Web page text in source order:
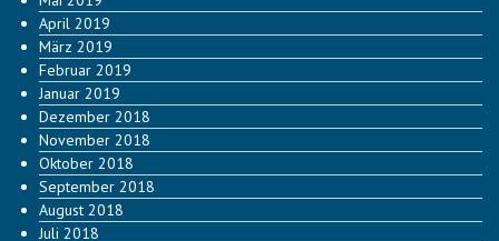
April 2019
März 2019
Februar 2019
Januar 2019
Dezember 2018
November 2018
Oktober 2018
September 2018
August 2018
Juli 2018